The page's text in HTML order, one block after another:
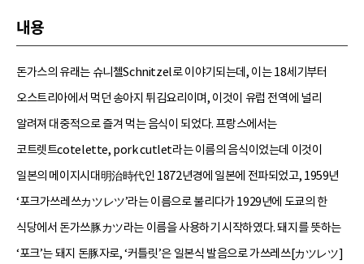
내용
돈가스의 유래는 슈니첼Schnitzel로 이야기되는데, 이는 18세기부터
오스트리아에서 먹던 송아지 튀김요리이며, 이것이 유럽 전역에 널리
알려져 대중적으로 즐겨 먹는 음식이 되었다. 프랑스에서는
코트렛트cotelette, pork cutlet라는 이름의 음식이었는데 이것이
일본의 메이지시대明治時代인 1872년경에 일본에 전파되었고, 1959년
‘포크가쓰레쓰カツレツ’라는 이름으로 불리다가 1929년에 도쿄의 한
식당에서 돈가쓰豚カツ라는 이름을 사용하기 시작하였다. 돼지를 뜻하는
‘포크’는 돼지 돈豚자로, ‘커틀릿’은 일본식 발음으로 가쓰레쓰[カツレツ]